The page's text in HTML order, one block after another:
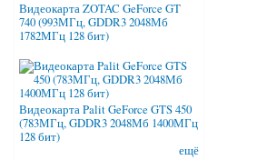
Видеокарта ZOTAC GeForce GT
740 (993МГц, GDDR3 2048Мб
1782МГц 128 бит)
Видеокарта Palit GeForce GTS 450
(783МГц, GDDR3 2048Мб 1400МГц
128 бит)
ещё